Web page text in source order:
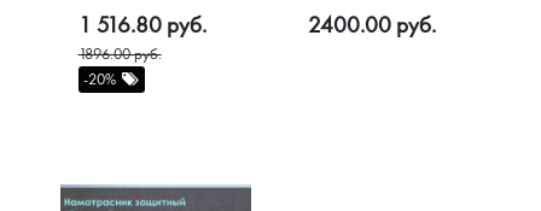
1 516.80 руб.
1896.00 руб.
-20%
2400.00 руб.